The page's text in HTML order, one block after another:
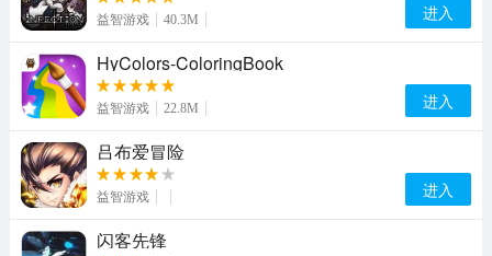
益智游戏 40.3M 进入
HyColors-ColoringBook
益智游戏 22.8M 进入
吕布爱冒险
益智游戏 进入
闪客先锋